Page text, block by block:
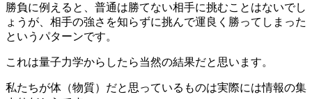
勝負に例えると、普通は勝てない相手に挑むことはないでし
ょうが、相手の強さを知らずに挑んで運良く勝ってしまった
というパターンです。
これは量子力学からしたら当然の結果だと思います。
私たちが体（物質）だと思っているものは実際には情報の集